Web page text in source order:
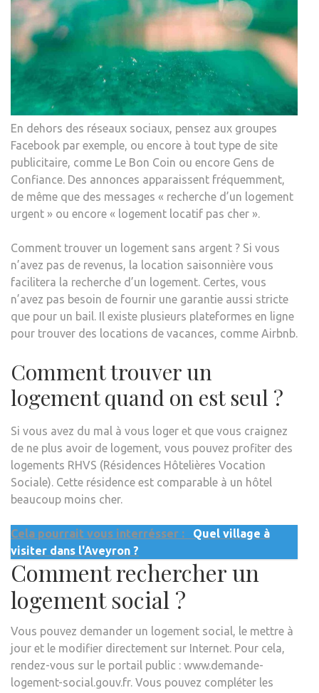
En dehors des réseaux sociaux, pensez aux groupes
Facebook par exemple, ou encore à tout type de site
publicitaire, comme Le Bon Coin ou encore Gens de
Confiance. Des annonces apparaissent fréquemment,
de même que des messages « recherche d’un logement
urgent » ou encore « logement locatif pas cher ».
Comment trouver un logement sans argent ? Si vous
n’avez pas de revenus, la location saisonnière vous
facilitera la recherche d’un logement. Certes, vous
n’avez pas besoin de fournir une garantie aussi stricte
que pour un bail. Il existe plusieurs plateformes en ligne
pour trouver des locations de vacances, comme Airbnb.
Comment trouver un
logement quand on est seul ?
Si vous avez du mal à vous loger et que vous craignez
de ne plus avoir de logement, vous pouvez profiter des
logements RHVS (Résidences Hôtelières Vocation
Sociale). Cette résidence est comparable à un hôtel
beaucoup moins cher.
Cela pourrait vous interrésser :
Quel village à
visiter dans l'Aveyron ?
Comment rechercher un
logement social ?
Vous pouvez demander un logement social, le mettre à
jour et le modifier directement sur Internet. Pour cela,
rendez-vous sur le portail public : www.demande-
logement-social.gouv.fr. Vous pouvez compléter les